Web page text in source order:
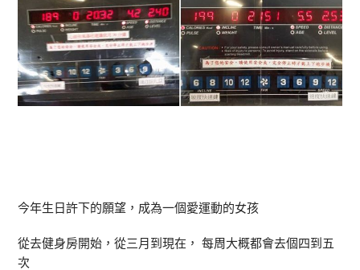
今年生日許下的願望，成為一個愛運動的女孩
從去健身房開始，從三月到現在， 每周大概都會去個四到五
次